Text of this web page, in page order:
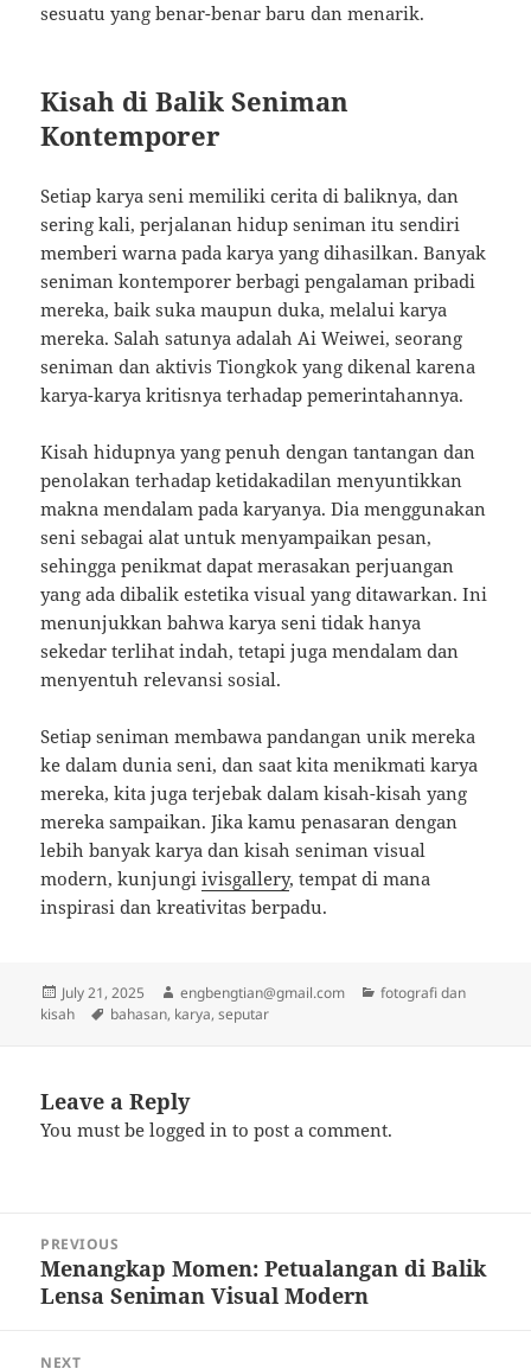
sesuatu yang benar-benar baru dan menarik.
Kisah di Balik Seniman
Kontemporer
Setiap karya seni memiliki cerita di baliknya, dan
sering kali, perjalanan hidup seniman itu sendiri
memberi warna pada karya yang dihasilkan. Banyak
seniman kontemporer berbagi pengalaman pribadi
mereka, baik suka maupun duka, melalui karya
mereka. Salah satunya adalah Ai Weiwei, seorang
seniman dan aktivis Tiongkok yang dikenal karena
karya-karya kritisnya terhadap pemerintahannya.
Kisah hidupnya yang penuh dengan tantangan dan
penolakan terhadap ketidakadilan menyuntikkan
makna mendalam pada karyanya. Dia menggunakan
seni sebagai alat untuk menyampaikan pesan,
sehingga penikmat dapat merasakan perjuangan
yang ada dibalik estetika visual yang ditawarkan. Ini
menunjukkan bahwa karya seni tidak hanya
sekedar terlihat indah, tetapi juga mendalam dan
menyentuh relevansi sosial.
Setiap seniman membawa pandangan unik mereka
ke dalam dunia seni, dan saat kita menikmati karya
mereka, kita juga terjebak dalam kisah-kisah yang
mereka sampaikan. Jika kamu penasaran dengan
lebih banyak karya dan kisah seniman visual
modern, kunjungiivisgallery, tempat di mana
inspirasi dan kreativitas berpadu.
Posted
on
July 21, 2025 Author
engbengtian@gmail.com Categories
fotografi dan
kisah
Tags
bahasan, karya,seputar
Leave a Reply
You must belogged in to post a comment.
navigation
PREVIOUS
Previous
post:
Menangkap Momen: Petualangan di Balik
Lensa Seniman Visual Modern
NEXT